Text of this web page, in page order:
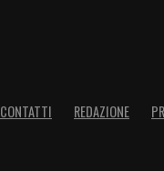
CONTATTI REDAZIONE